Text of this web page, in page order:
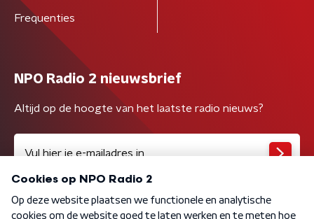
Frequenties
NPO Radio 2 nieuwsbrief
Altijd op de hoogte van het laatste radio nieuws?